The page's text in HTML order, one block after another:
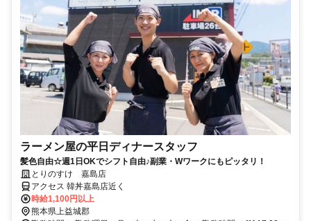
ラーメン屋の平日ディナースタッフ
髪色自由☆週1日OKでシフト自由♪副業・Wワークにもピッタリ！
とりのすけ 嘉島店
アクセス 韓丼嘉島店近く
時給1,100円以上
熊本県上益城郡